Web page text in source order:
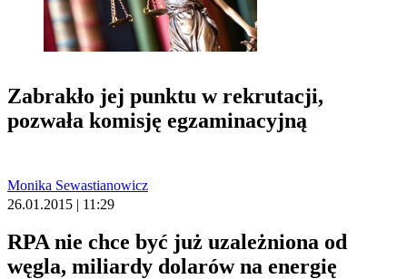
Zabrakło jej punktu w rekrutacji,
pozwała komisję egzaminacyjną
Monika Sewastianowicz
26.01.2015 | 11:29
RPA nie chce być już uzależniona od
węgla, miliardy dolarów na energię